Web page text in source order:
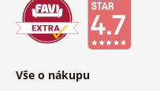
Vše o nákupu